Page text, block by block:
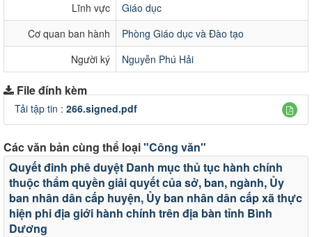
Lĩnh vực
Giáo dục
Cơ quan ban hành
Phòng Giáo dục và Đào tạo
Người ký
Nguyễn Phú Hải
File đính kèm
Tải tập tin : 266.signed.pdf
Các văn bản cùng thể loại"Công văn"
Quyết đinh phê duyệt Danh mục thủ tục hành chính
thuộc thẩm quyền giải quyết của sở, ban, ngành, Ủy
ban nhân dân cấp huyện, Ủy ban nhân dân cấp xã thực
hiện phi địa giới hành chính trên địa bàn tỉnh Bình
Dương